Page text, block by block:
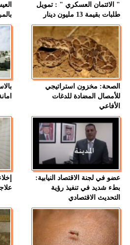
" الائتمان العسكري " : تمويل
طلبات بقيمة 13 مليون دينار
الصحة: مخزون استراتيجي
للأمصال المضادة للدغات
الأفاعي
عضو في لجنة الاقتصاد النيابية:
بطء شديد في تنفيذ رؤية
التحديث الاقتصادي